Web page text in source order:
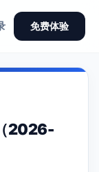
免费体验
2026-